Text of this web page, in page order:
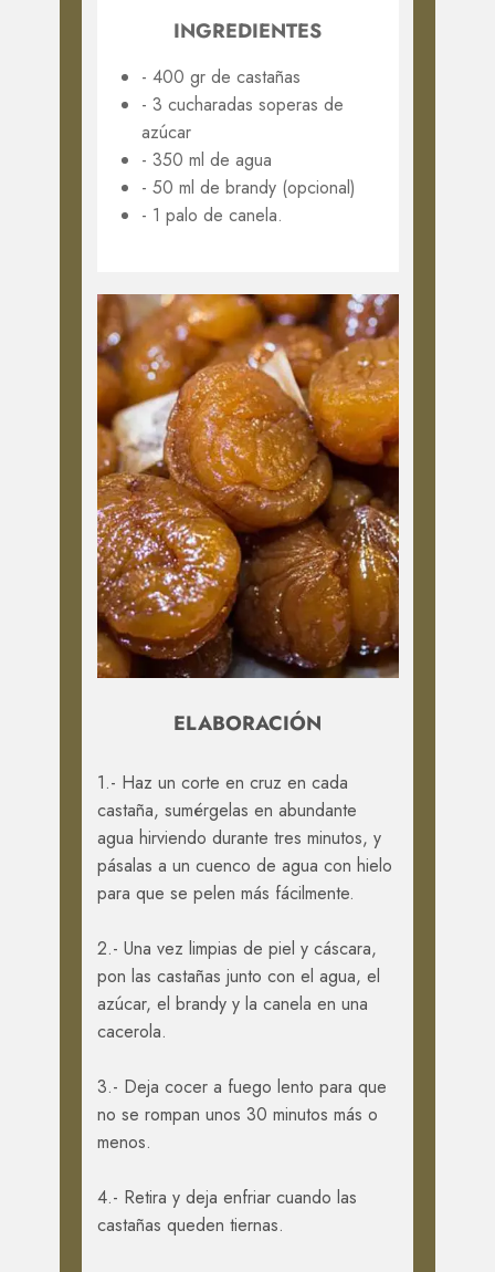
INGREDIENTES
- ​ 400 gr de castañas
- 3 cucharadas soperas de
azúcar
- 350 ml de agua
- 50 ml de brandy (opcional)
- 1 palo de canela.
ELABORACIÓN
1.- Haz un corte en cruz en cada
castaña, sumérgelas en abundante
agua hirviendo durante tres minutos, y
pásalas a un cuenco de agua con hielo
para que se pelen más fácilmente.
2.- Una vez limpias de piel y cáscara,
pon las castañas junto con el agua, el
azúcar, el brandy y la canela en una
cacerola.
3.- Deja cocer a fuego lento para que
no se rompan unos 30 minutos más o
menos.
4.- Retira y deja enfriar cuando las
castañas queden tiernas.